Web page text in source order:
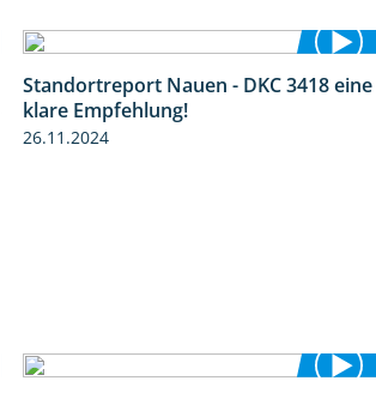
1:59
Standortreport Nauen - DKC 3418 eine
klare Empfehlung!
26.11.2024